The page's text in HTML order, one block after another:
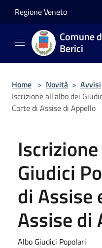
Regione Veneto
Comune
Berici
Home > Novità > Avvisi
Iscrizione all'albo dei
Corte di Assise di Appello
Giudici
di Assise
Assise di
Albo Giudici Popolari